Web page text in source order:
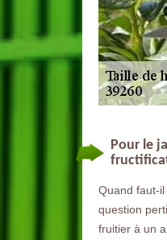
Pour le
Quand faut-
question
fruitier à un